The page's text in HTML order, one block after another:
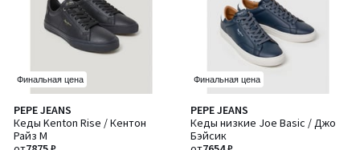
Финальная цена
PEPE JEANS
Кеды Kenton Rise / Кентон
Райз M
5
/
5
Финальная цена
PEPE JEANS
Кеды низкие Joe Basic / Джо
Бэйсик